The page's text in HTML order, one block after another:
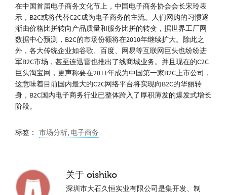
在中国首届电子商务文化节上，中国电子商务协会会长宋玲表
示，B2C或将代替C2C成为电子商务的主流。人们网购的习惯逐
渐由价格比拼转向产品质量和服务比拼的转变，据世界工厂网
数据中心预测，B2C的市场份额将在2010年继续扩大。除此之
外，各大传统企业如谷歌、百度、网易等互联网巨头也纷纷进
军B2C市场，甚至连迅雷也推出了线商城业务。并且现在的C2C
巨头淘宝网，更声称要在2011年成为中国第一家B2C上市公司，
这意味着目前国内最大的C2C网络平台将实现向B2C的华丽转
身，B2C国内电子商务行业已整体跨入了厚积薄发的爆发式增长
阶段。
标签： 市场分析, 电子商务
关于 oishiko
深圳市大石久恒实业有限公司是集开发、制